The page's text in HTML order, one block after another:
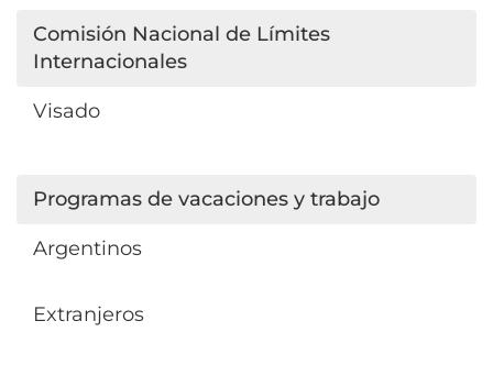
Comisión Nacional de Límites
Internacionales
Visado
Programas de vacaciones y trabajo
Argentinos
Extranjeros